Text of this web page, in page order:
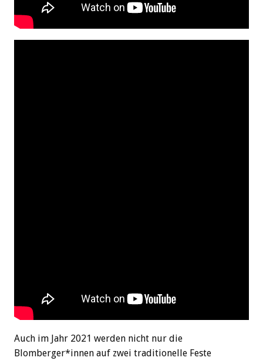
Auch im Jahr 2021 werden nicht nur die
Blomberger*innen auf zwei traditionelle Feste